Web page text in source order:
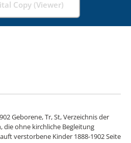
Copy (Viewer)
Geborene, Tr, St, Verzeichnis der
die ohne kirchliche Begleitung
verstorbene Kinder 1888-1902 Seite